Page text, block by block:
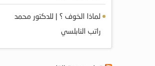
لماذا الخوف ؟ | للدكتور محمد
راتب النابلسي